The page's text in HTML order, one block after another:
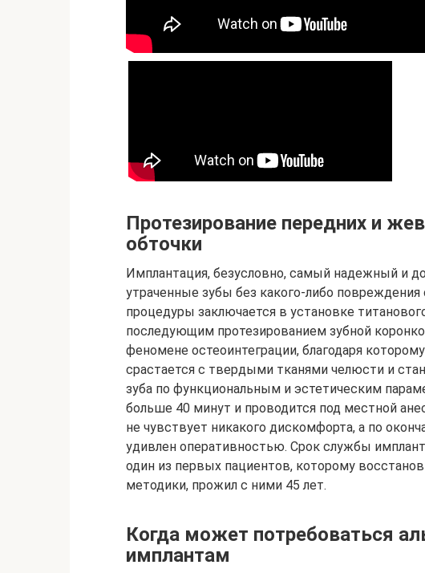
Протезирование передних и
обточки
Имплантация, безусловно, самый надежный и
утраченные зубы без какого-либо
процедуры заключается в установке
последующим протезированием зубной
феномене остеоинтеграции, благодаря
срастается с твердыми тканями челюсти и
зуба по функциональным и эстетическим
больше 40 минут и проводится под местной
не чувствует никакого дискомфорта, а по
удивлен оперативностью. Срок службы
один из первых пациентов, которому
методики, прожил с ними 45 лет.
Когда может потребоваться
имплантам